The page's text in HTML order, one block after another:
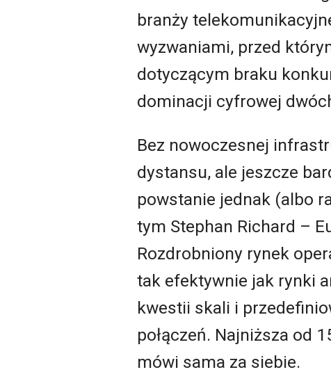
branży
wyzwaniami, przed
dotyczącym braku
dominacji cyfrowej
Bez nowoczesnej
dystansu, ale jeszcze
powstanie jednak (albo
tym Stephan Richard –
Rozdrobniony rynek
tak efektywnie jak rynki
kwestii skali i
połączeń. Najniższa od
mówi sama za siebie.